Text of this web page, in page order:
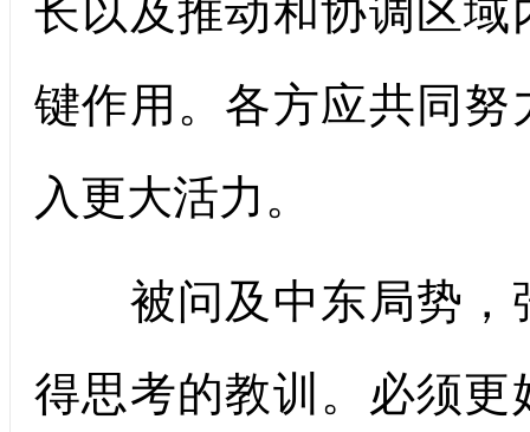
长以及推动和协调区
键作用。各方应共同
入更大活力。
被问及中东局势，
得思考的教训。必须